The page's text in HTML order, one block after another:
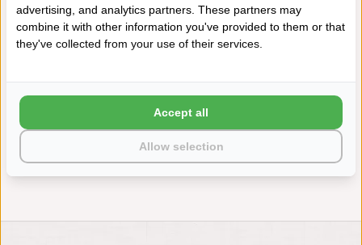
DE WITTE LIETAER BADJAS
advertising, and analytics partners. These partners may
combine it with other information you've provided to them or that
they've collected from your use of their services.
Allow selection
Accept all